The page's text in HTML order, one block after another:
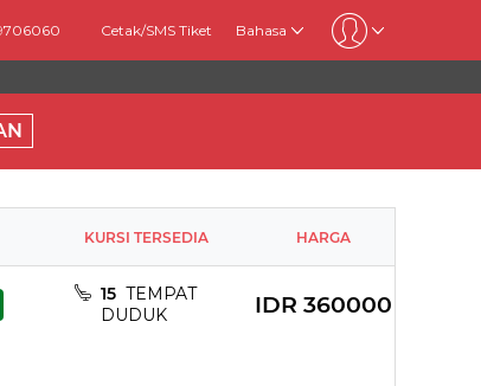
Cetak/SMS Tiket Bahasa
KURSI TERSEDIA HARGA
15 TEMPAT
DUDUK
IDR 360000